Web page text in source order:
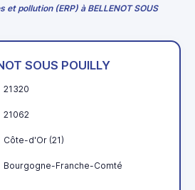
pollution (ERP) à BELLENOT SOUS
SOUS POUILLY
21320
21062
Côte-d'Or (21)
Bourgogne-Franche-Comté